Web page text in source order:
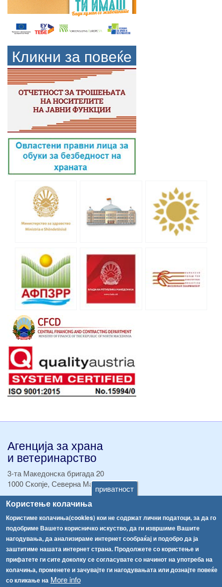
приватност
Користење колачиња
Користиме колачиња(cookies) кои не содржат лични податоци, за да го
подобриме Вашето корисничко искуство, да ги извршиме Вашите
нагодувања, да анализираме интернет сообраќај и подобро да ја
заштитиме нашата интернет страна. Продолжете со користење и
прифатете ги сите доколку се согласувате со начинот на употреба на
колачиња, променете и зачувајте ги нагодувањата или дознајте повеќе
со кликање на More info
Кликни за повеќе
Агенција за храна
и ветеринарство
3-та Македонска бригада 20
1000 Скопје, Северна Македонија
ТЕЛ:+389 2 2457 895
ТЕЛ:+389 2 2457 873
Факс:+389 2 2457 893
Факс:+389 2 2457 871
info@fva.gov.mk
[АХВ-претходна страна]
СоопштенијаНавигација